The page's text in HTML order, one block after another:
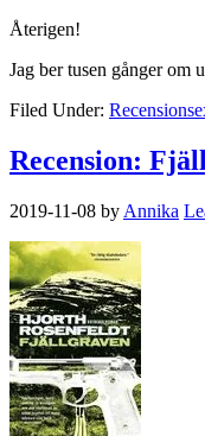
Återigen!
Jag ber tusen gånger om
Filed Under:
Recension:
2019-11-08 by Annika